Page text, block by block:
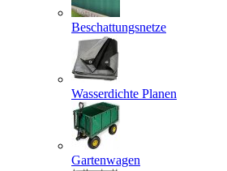
Beschattungsnetze
Wasserdichte Planen
Gartenwagen